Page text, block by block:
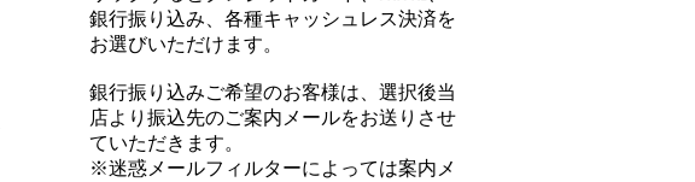
銀行振り込み、各種キャッシュレス決済を
お選びいただけます。
銀行振り込みご希望のお客様は、選択後当
店より振込先のご案内メールをお送りさせ
ていただきます。
※迷惑メールフィルターによっては案内メ